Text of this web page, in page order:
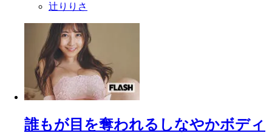
辻りりさ
誰もが目を奪われるしなやかボディ